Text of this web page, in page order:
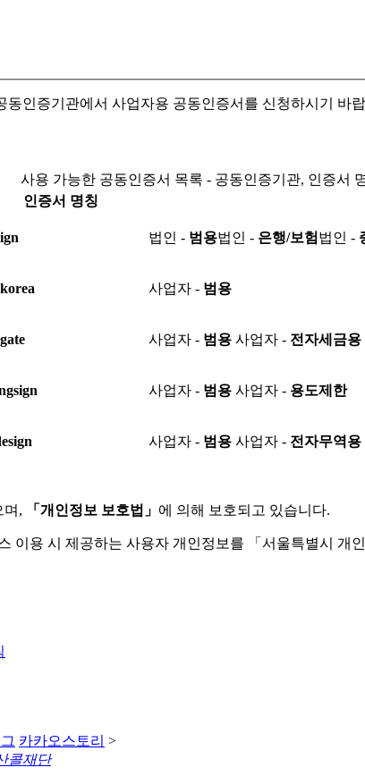
인증기관에서 사업자용 공동인증서를 신청하시기 바
사용 가능한 공동인증서 목록 - 공동인증기관, 인증서
인증서 명칭
법인 - 범용법인 - 은행/보험 법인 -
사업자 - 범용
사업자 - 범용 사업자 - 전자세금용
사업자 - 범용 사업자 - 용도제한
사업자 - 범용 사업자 - 전자무역용
며, 「개인정보 보호법」 에 의해 보호되고 있습니다.
이용 시 제공하는 사용자 개인정보를 「서울특별시 개
카카오스토리 >
콜재단